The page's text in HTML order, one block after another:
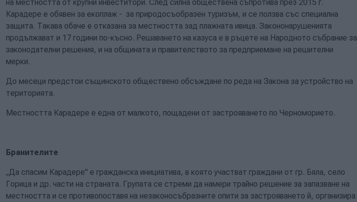
на местността от крупни инвеститори. След силна обществена съпротива през 2015 г.
Карадере е обявен за екоплаж - за природосъобразен туризъм, и се ползва със специална
защита. Такава обаче е отказана за местността зад плажната ивица. Закононарушенията
продължават и 17 години по-късно. Решаването на казуса е в ръцете на Народното събрание за
законодателни решения, и на общината и правителството за предприемане на решителни
мерки.
До месеци предстои същинското обществено обсъждане по реда на Закона за устройство на
територията.
Местността Карадере е една от малкото, пощадени от застрояването по Черноморието.
Бранителите
„Да спасим Карадере" е гражданска инициатива, в която участват граждани от гр. Бяла, село
Горица и др. части на страната. Групата се стреми да намери трайно решение за запазване на
местността и се противопоставя на незаконосъбразните опити за застрояването й, организира